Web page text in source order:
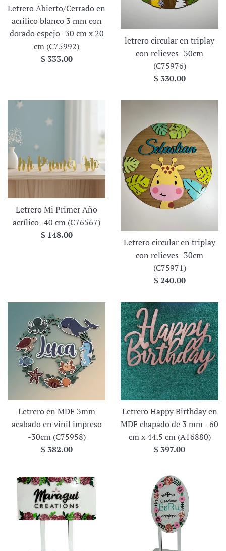
Letrero Abierto/Cerrado en
acrilico blanco 3 mm con
dorado espejo -30 cm x 20
cm (C75992)
Precio
$ 333.00
letrero circular en triplay
con relieves -30cm
(C75976)
Precio
$ 330.00
Letrero Mi Primer Año
acrílico -40 cm (C76567)
Precio
$ 148.00
Letrero circular en triplay
con relieves -30cm
(C75971)
Precio
$ 240.00
Letrero en MDF 3mm
acabado en vinil impreso
-30cm (C75958)
Precio
$ 382.00
Letrero Happy Birthday en
MDF chapado de 3 mm - 60
cm x 44.5 cm (A16880)
Precio
$ 397.00